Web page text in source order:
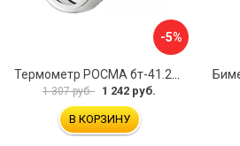
-5%
Термометр РОСМА бт-41.211 D070-00588
1 307 руб. 1 242 руб.
В КОРЗИНУ